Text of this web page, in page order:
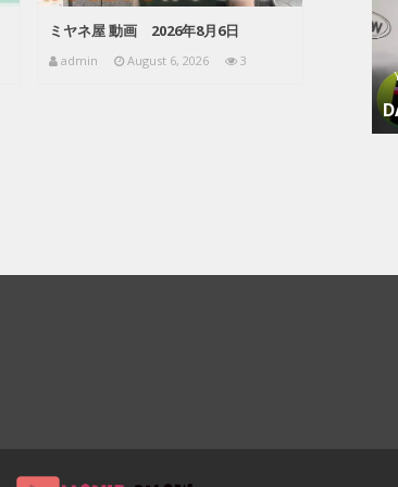
ミヤネ屋 動画 2026年8月6日
admin August 6, 2026
3